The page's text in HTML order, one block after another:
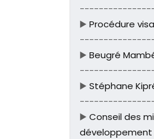
▶️ Procédure
▶️ Beugré
▶️ Stéphane
▶️ Conseil des
développement